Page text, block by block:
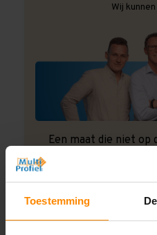
Toestemming
Wij
Een maat die niet op
draagkrachten?
experts werken het
Contact